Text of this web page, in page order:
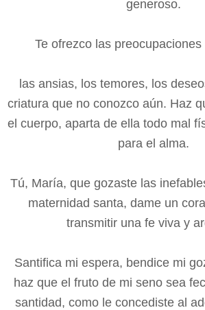
generoso.
Te ofrezco las
las ansias, los temores, los
criatura que no conozco aún. Haz
el cuerpo, aparta de ella todo mal
para el alma.
Tú, María, que gozaste las
maternidad santa, dame un
transmitir una fe viva y
Santifica mi espera, bendice mi
haz que el fruto de mi seno sea
santidad, como le concediste al